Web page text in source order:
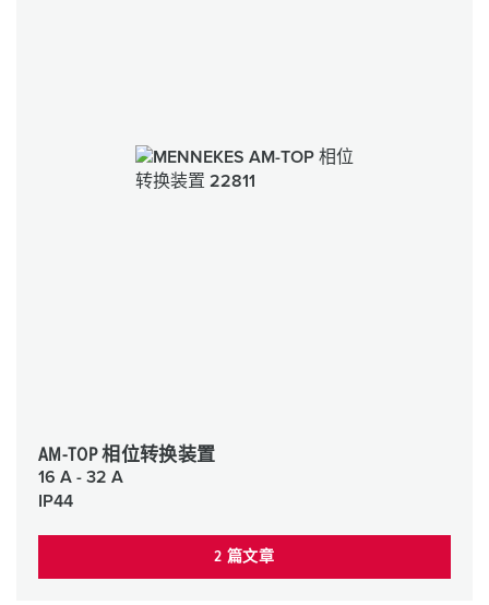
AM-TOP 相位转换装置
16 A - 32 A
IP44
2 篇文章